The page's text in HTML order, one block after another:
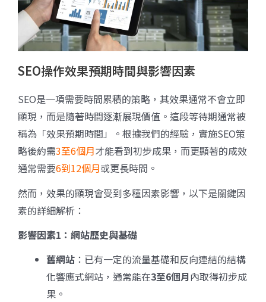
SEO操作效果預期時間與影響因素
SEO是一項需要時間累積的策略，其效果通常不會立即
顯現，而是隨著時間逐漸展現價值。這段等待期通常被
稱為「效果預期時間」。根據我們的經驗，實施SEO策
略後約需3至6個月才能看到初步成果，而更顯著的成效
通常需要6到12個月或更長時間。
然而，效果的顯現會受到多種因素影響，以下是關鍵因
素的詳細解析：
影響因素1： 網站歷史與基礎
舊網站 ：已有一定的流量基礎和反向連結的結構
化響應式網站，通常能在3至6個月內取得初步成
果。